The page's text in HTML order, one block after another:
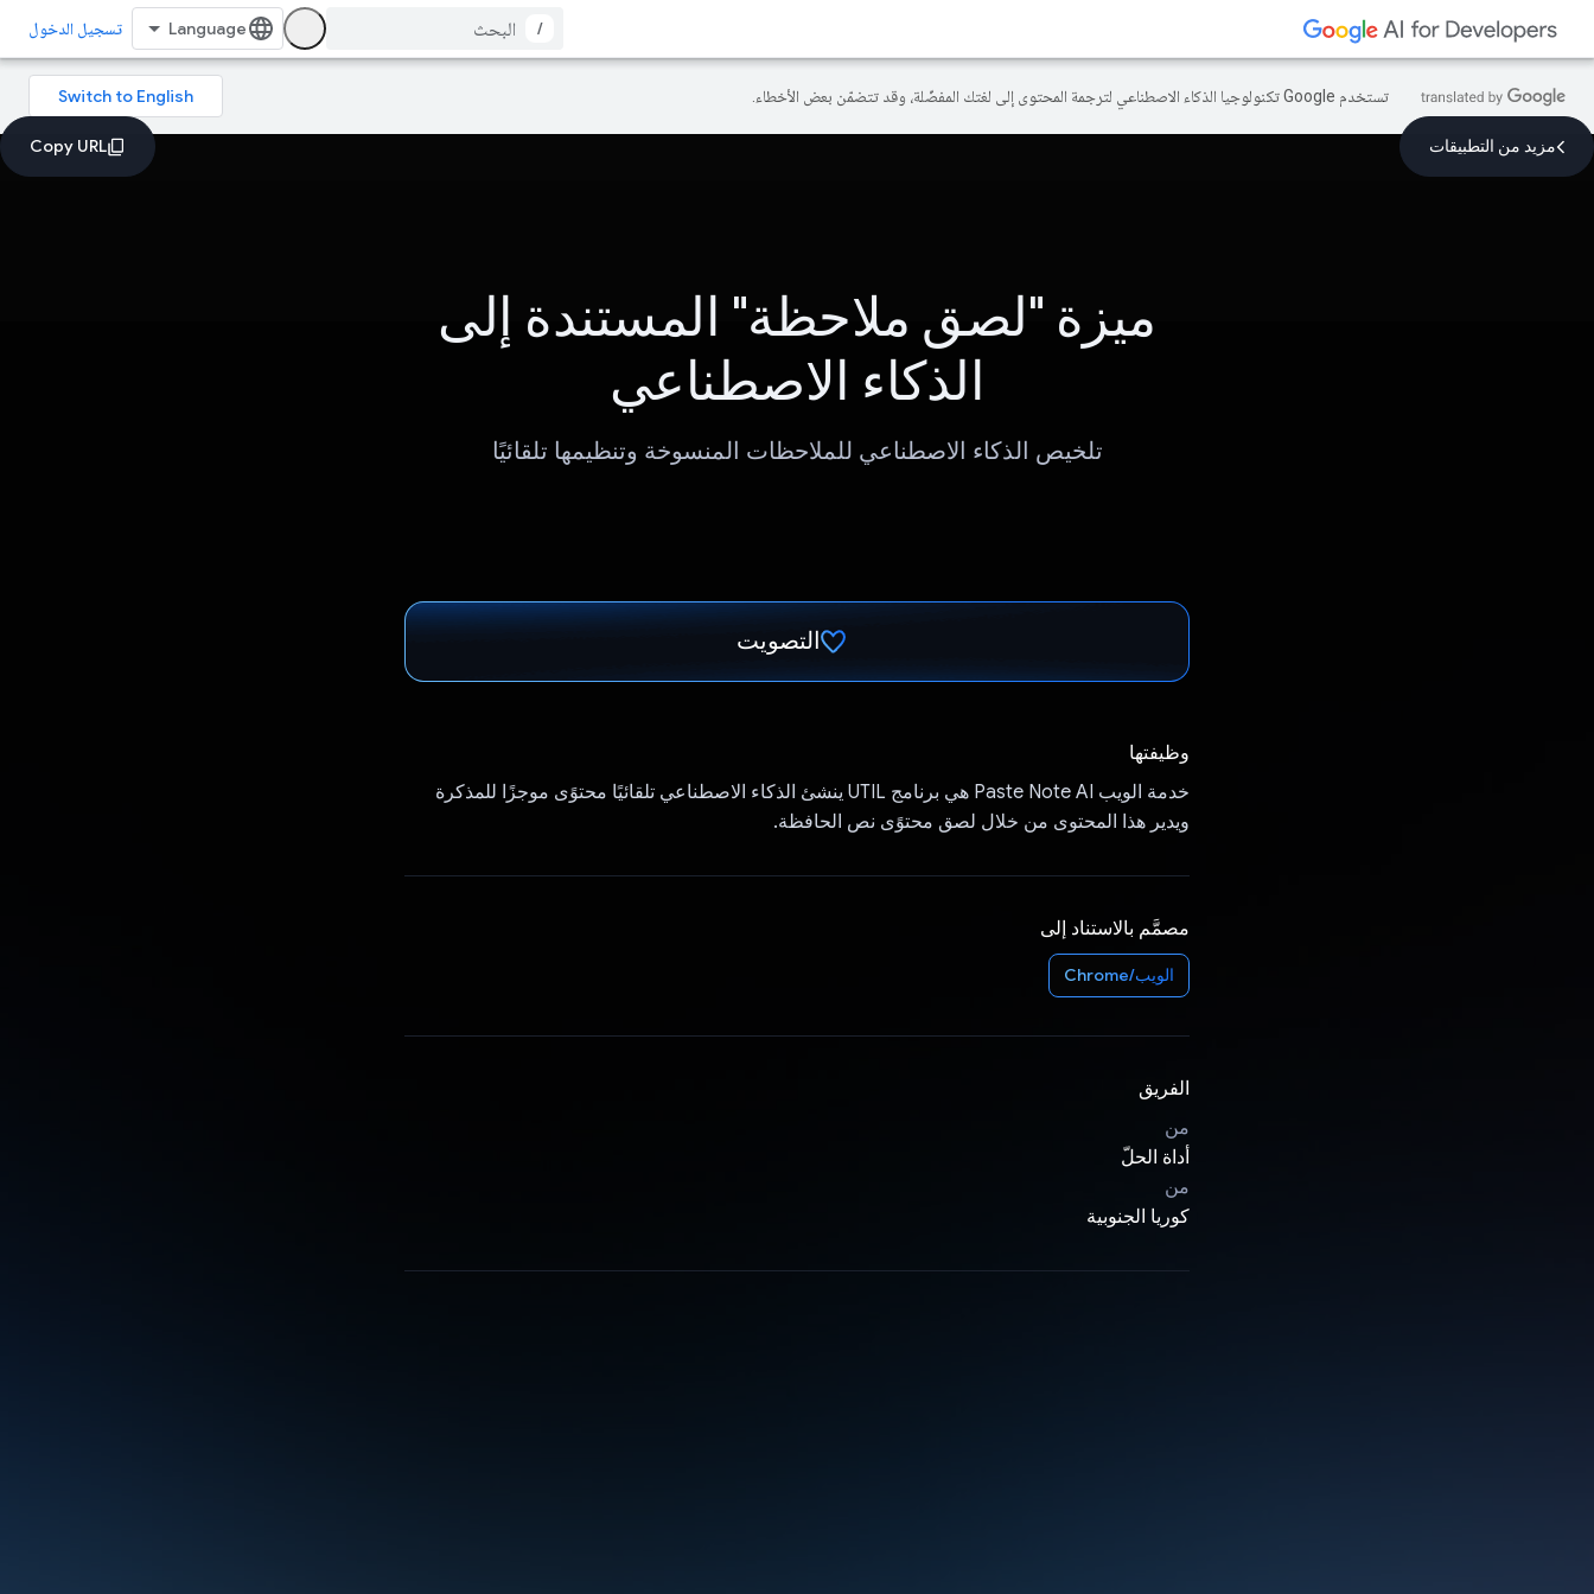
/ تسجيل الدخول
تستخدم Google تكنولوجيا الذكاء الاصطناعي لترجمة المحتوى إلى لغتك المفضّلة، وقد تتضمّن بعض الأخطاء.
مزيد من التطبيقات
ميزة "لصق ملاحظة" المستندة إلى
الذكاء الاصطناعي
تلخيص الذكاء الاصطناعي للملاحظات المنسوخة وتنظيمها تلقائيًا
التصويت
وظيفتها
خدمة الويب Paste Note AI هي برنامج UTIL ينشئ الذكاء الاصطناعي تلقائيًا محتوًى موجزًا للمذكرة
ويدير هذا المحتوى من خلال لصق محتوًى نص الحافظة.
مصمَّم بالاستناد إلى
الويب/Chrome
الفريق
من
أداة الحلّ
من
كوريا الجنوبية